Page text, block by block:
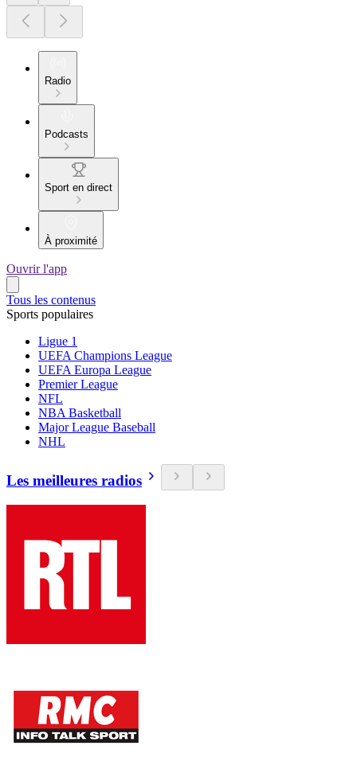
Radio
Podcasts
Sport en direct
À proximité
Ouvrir l'app
Tous les contenus
Sports populaires
Ligue 1
UEFA Champions League
UEFA Europa League
Premier League
NFL
NBA Basketball
Major League Baseball
NHL
Les meilleures radios